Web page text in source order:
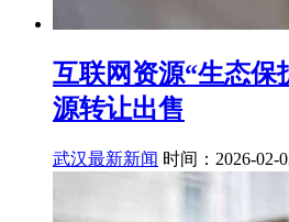
互联网资源“生态保
源转让出售
武汉最新新闻 时间：2026-02-